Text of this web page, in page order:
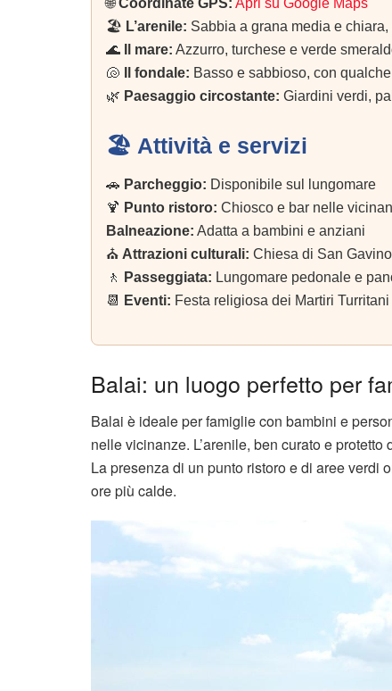
🌐Coordinate GPS: Apri su Google Maps
🏖️ L’arenile: Sabbia a grana media e
🌊
Il mare: Azzurro, turchese e verde
🐚
Il fondale: Basso e sabbioso, con
🌿 Paesaggio circostante: Giardini verdi,
🏖️ Attività e servizi
🚗 Parcheggio: Disponibile sul lungomare
🍹 Punto ristoro: Chiosco e bar nelle
Balneazione: Adatta a bambini e anziani
⛪ Attrazioni culturali: Chiesa di San
🚶
Passeggiata: Lungomare pedonale e
📆
Eventi: Festa religiosa dei Martiri
Balai: un luogo perfetto per
Balai è ideale per famiglie con bambini e
nelle vicinanze. L’arenile, ben curato e
La presenza di un punto ristoro e di aree verdi
ore più calde.